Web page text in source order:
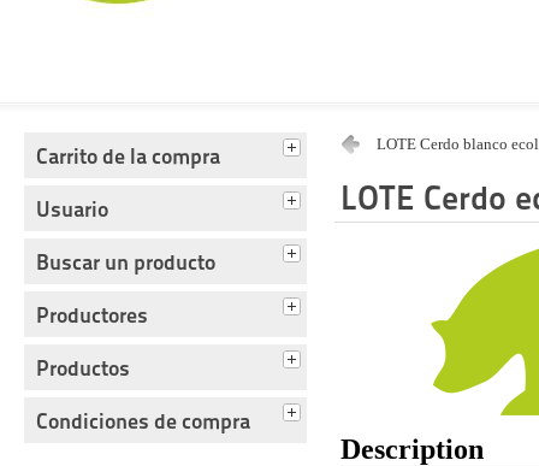
Carrito de la compra
Usuario
Buscar un producto
Productores
Productos
Condiciones de compra
LOTE Cerdo blanco
LOTE Cerdo
Description